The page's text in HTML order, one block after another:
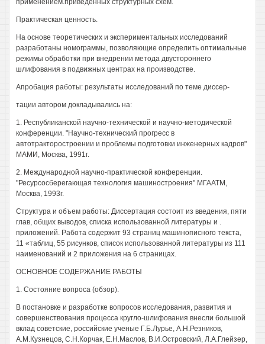
применением.приведенных структурных схем.
Практическая ценность.
На основе теоретических и экспериментальных исследований
разработаны номограммы, позволяющие определить оптимальные
режимы обработки при внедрении метода двустороннего
шлифования в подвижных центрах на производстве.
Апробация работы: результаты исследований по теме диссер-
тации автором докладывались на:
1. Республиканской научно-технической и научно-методической
конференции. "Научно-технический прогресс в
автотракторостроении и проблемы подготовки инженерных кадров"
МАМИ, Москва, 1991г.
2. Международной научно-практической конференции.
"Ресурсосберегающая технология машиностроения" МГААТМ,
Москва, 1993г.
Структура и объем работы: Диссертация состоит из введения, пяти
глав, общих выводов, списка использованной литературы и .
приложений. Работа содержит 93 страниц машинописного текста,
11 «таблиц, 55 рисунков, список использованной литературы из 111
наименований и 2 приложения на 6 страницах.
ОСНОВНОЕ СОДЕРЖАНИЕ РАБОТЫ
1. Состояние вопроса (обзор).
В постановке и разработке вопросов исследования, развития и
совершенствования процесса кругло-шлифования внесли большой
вклад советские, российские ученые Г.Б.Лурье, А.Н.Резников,
А.М.Кузнецов, С.Н.Корчак, Е.Н.Маслов, В.И.Островский, Л.А.Глейзер,